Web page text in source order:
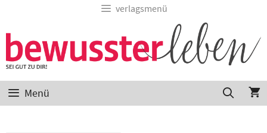
verlagsmenü
Menü